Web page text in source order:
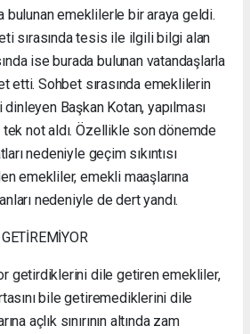
bulunan emeklilerle bir araya geldi.
sırasında tesis ile ilgili bilgi alan
ise burada bulunan vatandaşlarla
etti. Sohbet sırasında emeklilerin
Başkan Kotan, yapılması
not aldı. Özellikle son dönemde
nedeniyle geçim sıkıntısı
emekliler, emekli maaşlarına
nedeniyle de dert yandı.
getirdiklerini dile getiren emekliler,
bile getiremediklerini dile
açlık sınırının altında zam